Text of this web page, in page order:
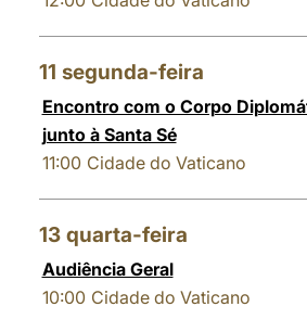
11 segunda-feira
Encontro com o Corpo
junto à Santa Sé
11:00 Cidade do Vaticano
13 quarta-feira
Audiência Geral
10:00 Cidade do Vaticano